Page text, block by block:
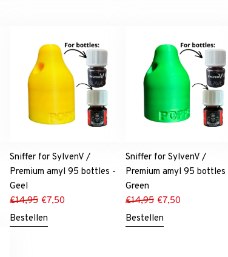
Sniffer for SylvenV /
Premium amyl 95 bottles -
Geel
€14,95 €7,50
Bestellen
Sniffer for SylvenV /
Premium amyl 95 bottles
Green
€14,95 €7,50
Bestellen